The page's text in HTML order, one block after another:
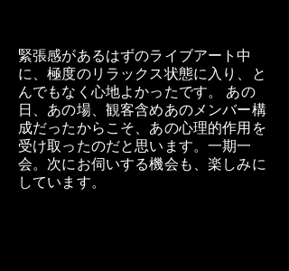
緊張感があるはずのライブアート中
に、極度のリラックス状態に入り、と
んでもなく心地よかったです。 あの
日、あの場、観客含めあのメンバー構
成だったからこそ、あの心理的作用を
受け取ったのだと思います。一期一
会。次にお伺いする機会も、楽しみに
しています。